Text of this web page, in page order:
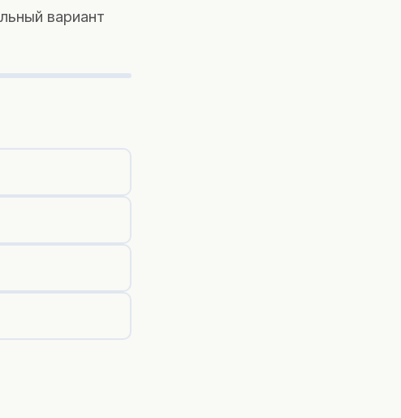
вариант